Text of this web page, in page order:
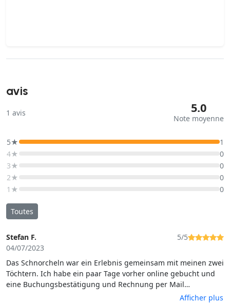
avis
1 avis 5.0
Note moyenne
5★
1
4★
0
3★
0
2★
0
1★
0
Toutes
Stefan F.
04/07/2023
5/5
Das Schnorcheln war ein Erlebnis gemeinsam mit meinen zwei
Töchtern. Ich habe ein paar Tage vorher online gebucht und
eine Buchungsbestätigung und Rechnung per Mail
bekommen. An dem Tag sind wir zur Adresse gefahren. Das
Afficher plus